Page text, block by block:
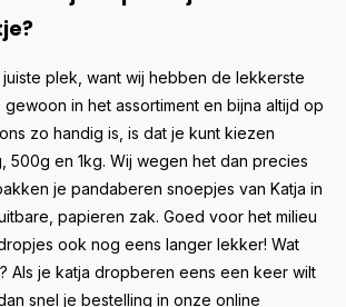
plek, want wij hebben de lekkerste
in het assortiment en bijna altijd op
zo handig is, is dat je kunt kiezen
500g en 1kg. Wij wegen het dan precies
je pandaberen snoepjes van Katja in
papieren zak. Goed voor het milieu
ook nog eens langer lekker! Wat
Als je katja dropberen eens een keer wilt
snel je bestelling in onze online